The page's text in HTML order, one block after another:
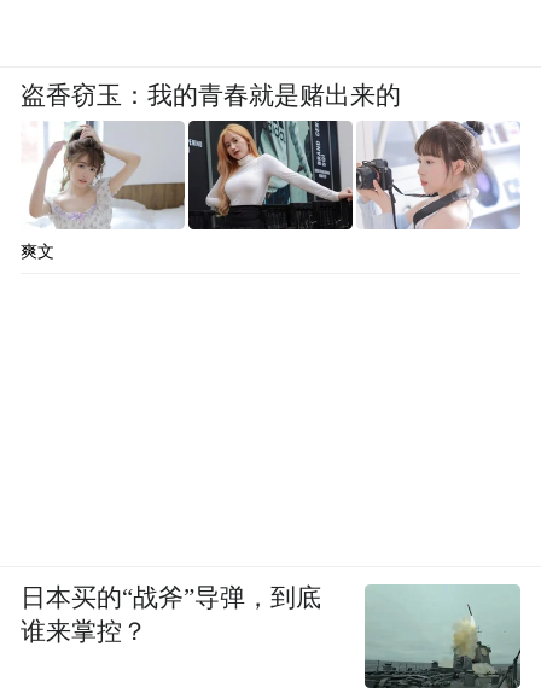
盗香窃玉：我的青春就是赌出来的
爽文
日本买的“战斧”导弹，到底
谁来掌控？